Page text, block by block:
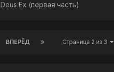
Deus Ex (первая часть)
ВПЕРЁД Страница 2 из 3